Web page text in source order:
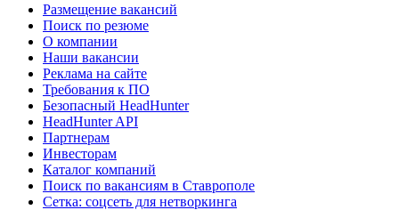
Размещение вакансий
Поиск по резюме
О компании
Наши вакансии
Реклама на сайте
Требования к ПО
Безопасный HeadHunter
HeadHunter API
Партнерам
Инвесторам
Каталог компаний
Поиск по вакансиям в Ставрополе
Сетка: соцсеть для нетворкинга